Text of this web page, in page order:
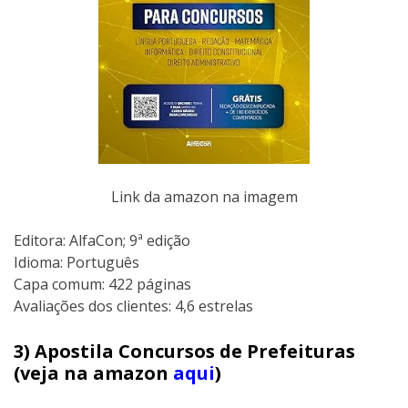
Link da amazon na imagem
Editora: AlfaCon; 9ª edição
Idioma: Português
Capa comum: 422 páginas
Avaliações dos clientes: 4,6 estrelas
3) Apostila Concursos de Prefeituras
(veja na amazon aqui)